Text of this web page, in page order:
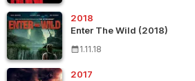
2018
Enter The Wild (2018)
1.11.18
2017